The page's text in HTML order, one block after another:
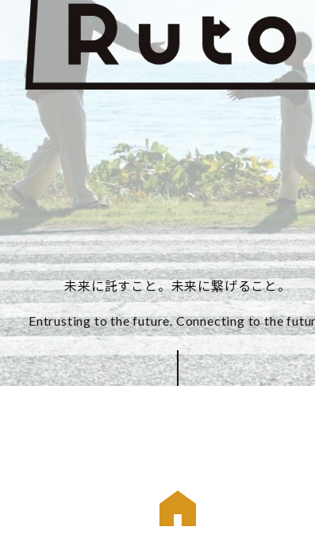
未来に託すこと。未来に繋げること。
Entrusting to the future. Connecting to the